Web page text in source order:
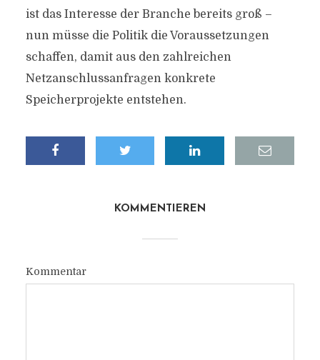
ist das Interesse der Branche bereits groß –
nun müsse die Politik die Voraussetzungen
schaffen, damit aus den zahlreichen
Netzanschlussanfragen konkrete
Speicherprojekte entstehen.
KOMMENTIEREN
Kommentar